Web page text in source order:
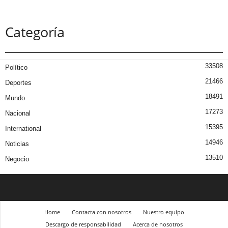
Categoría
Político 33508
Deportes 21466
Mundo 18491
Nacional 17273
International 15395
Noticias 14946
Negocio 13510
Home Contacta con nosotros
Nuestro equipo
Descargo de responsabilidad
Acerca de nosotros